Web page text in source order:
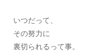
いつだって、
その努力に
裏切られるって事。